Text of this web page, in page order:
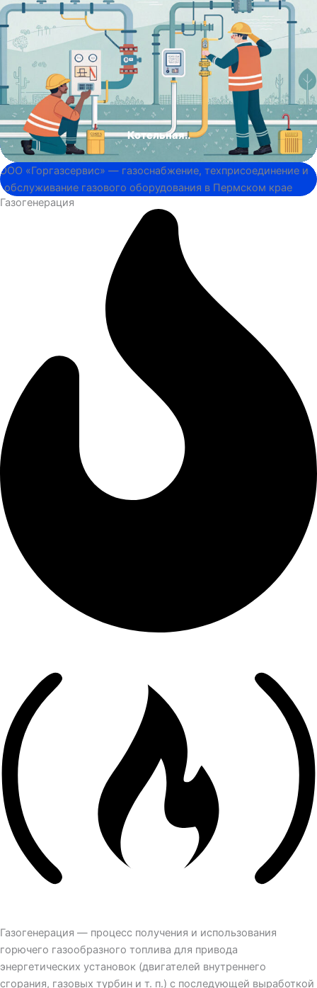
Котельная..
Газогенерация
Газогенерация — процесс получения и использования
горючего газообразного топлива для привода
энергетических установок (двигателей внутреннего
сгорания, газовых турбин и т. п.) с последующей выработкой